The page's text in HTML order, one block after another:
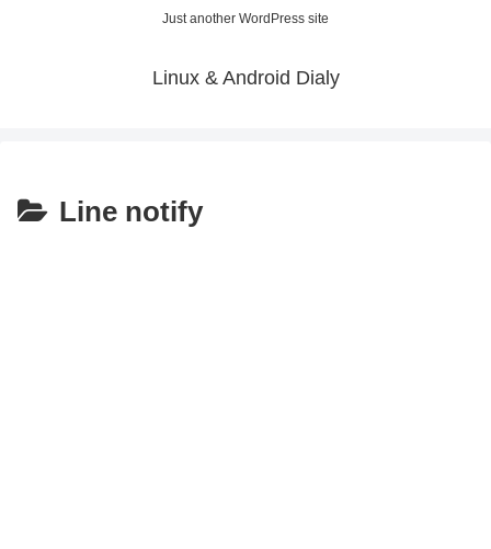
Just another WordPress site
Linux & Android Dialy
Line notify